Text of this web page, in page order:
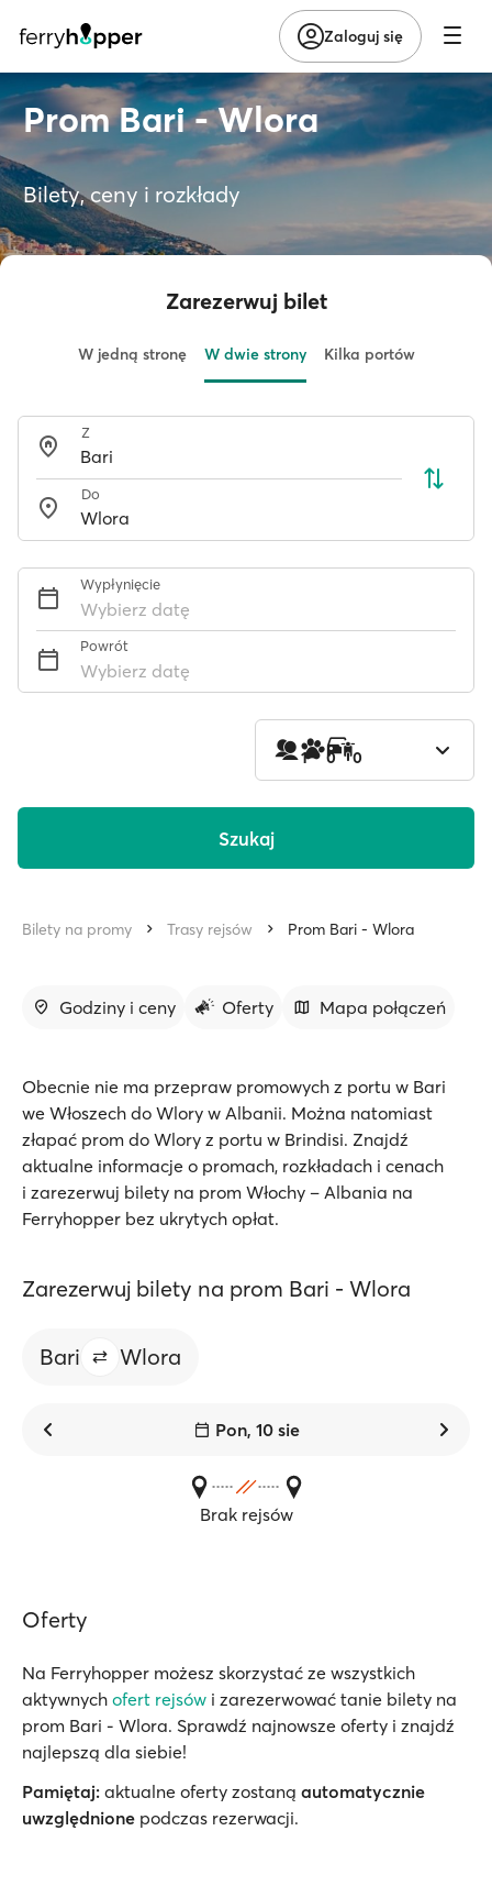
Zaloguj się
Prom Bari - Wlora
Bilety, ceny i rozkłady
Zarezerwuj bilet
W jedną stronę W dwie strony Kilka portów
Z
Do
Wypłynięcie
Wybierz datę
Powrót
Wybierz datę
1 0 0
Szukaj
Bilety na promy Trasy rejsów Prom Bari - Wlora
Godziny i ceny Oferty Mapa połączeń
Obecnie nie ma przepraw promowych z portu w Bari
we Włoszech do Wlory w Albanii. Można natomiast
złapać prom do Wlory z portu w Brindisi. Znajdź
aktualne informacje o promach, rozkładach i cenach
i zarezerwuj bilety na prom Włochy – Albania na
Ferryhopper bez ukrytych opłat.
Zarezerwuj bilety na prom Bari - Wlora
Bari Wlora
Pon, 10 sie
Brak rejsów
Oferty
Na Ferryhopper możesz skorzystać ze wszystkich
aktywnych ofert rejsów i zarezerwować tanie bilety na
prom Bari - Wlora. Sprawdź najnowsze oferty i znajdź
najlepszą dla siebie!
Pamiętaj: aktualne oferty zostaną automatycznie
uwzględnione podczas rezerwacji.